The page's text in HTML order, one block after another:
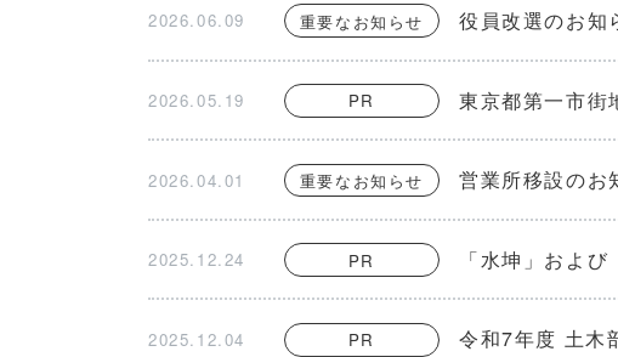
2026.06.09 重要なお知らせ 役員改選のお知
2026.05.19 PR 東京都第一市街
2026.04.01 重要なお知らせ 営業所移設のお
2025.12.24 PR 「水坤」およ
2025.12.04 PR 令和7年度 土木